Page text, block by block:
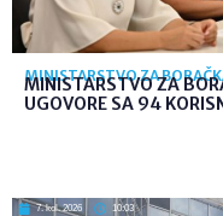
MINISTARSTVO ZA
MINISTARSTVO ZA
UGOVORE SA 94
7. kol. 2026 10:03